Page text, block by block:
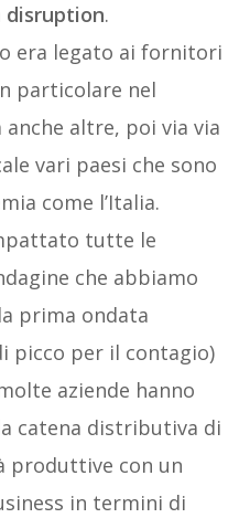
disruption.
era legato ai fornitori
particolare nel
altre, poi via via
vari paesi che sono
come l’Italia.
tutte le
che abbiamo
prima ondata
picco per il contagio)
e aziende hanno
catena distributiva di
produttive con un
in termini di